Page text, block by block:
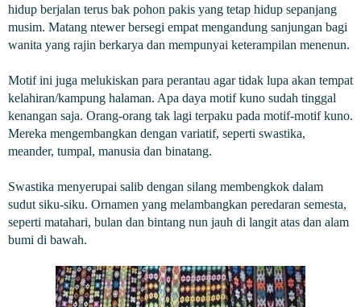
hidup berjalan terus bak pohon pakis yang tetap hidup sepanjang
musim. Matang ntewer bersegi empat mengandung sanjungan bagi
wanita yang rajin berkarya dan mempunyai keterampilan menenun.
Motif ini juga melukiskan para perantau agar tidak lupa akan tempat
kelahiran/kampung halaman. Apa daya motif kuno sudah tinggal
kenangan saja. Orang-orang tak lagi terpaku pada motif-motif kuno.
Mereka mengembangkan dengan variatif, seperti swastika,
meander, tumpal, manusia dan binatang.
Swastika menyerupai salib dengan silang membengkok dalam
sudut siku-siku. Ornamen yang melambangkan peredaran semesta,
seperti matahari, bulan dan bintang nun jauh di langit atas dan alam
bumi di bawah.